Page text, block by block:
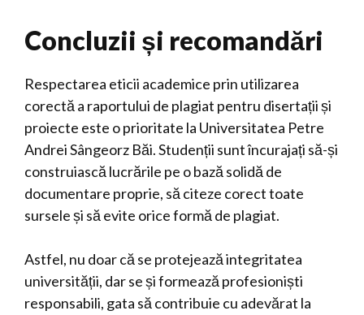
Concluzii și recomandări
Respectarea eticii academice prin utilizarea
corectă a raportului de plagiat pentru disertații și
proiecte este o prioritate la Universitatea Petre
Andrei Sângeorz Băi. Studenții sunt încurajați să-și
construiască lucrările pe o bază solidă de
documentare proprie, să citeze corect toate
sursele și să evite orice formă de plagiat.
Astfel, nu doar că se protejează integritatea
universității, dar se și formează profesioniști
responsabili, gata să contribuie cu adevărat la